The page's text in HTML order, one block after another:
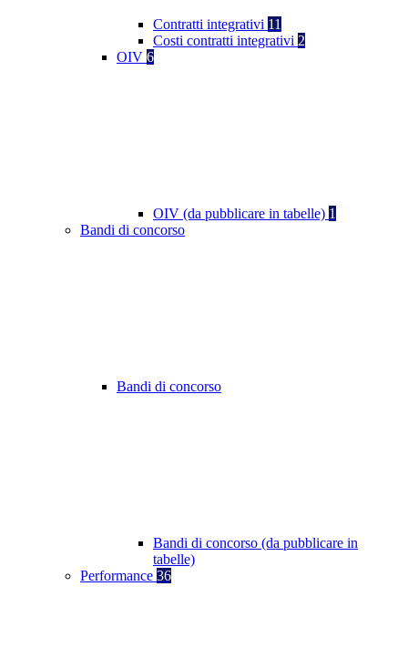
Contratti integrativi 11
Costi contratti integrativi 2
OIV 6
OIV (da pubblicare in tabelle) 1
Bandi di concorso
Bandi di concorso
Bandi di concorso (da pubblicare in
tabelle)
Performance 36